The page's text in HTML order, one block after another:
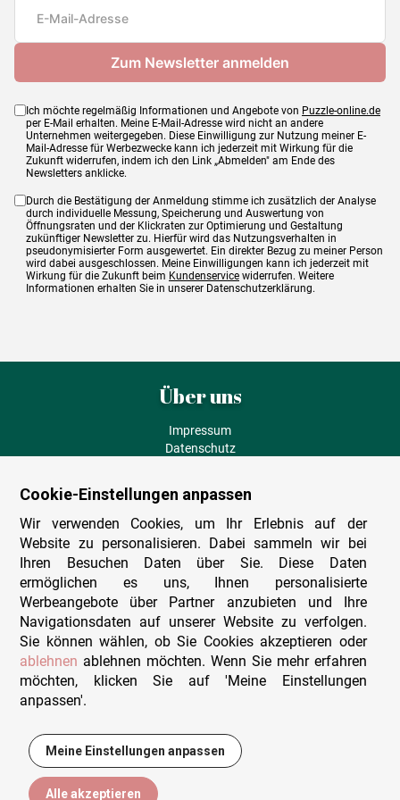
14,95 €
Ich möchte regelmäßig Informationen und Angebote von Puzzle-online.de
per E-Mail erhalten. Meine E-Mail-Adresse wird nicht an andere
Unternehmen weitergegeben. Diese Einwilligung zur Nutzung meiner E-
Mail-Adresse für Werbezwecke kann ich jederzeit mit Wirkung für die
Zukunft widerrufen, indem ich den Link „Abmelden" am Ende des
Newsletters anklicke.
Durch die Bestätigung der Anmeldung stimme ich zusätzlich der Analyse
durch individuelle Messung, Speicherung und Auswertung von
Öffnungsraten und der Klickraten zur Optimierung und Gestaltung
zukünftiger Newsletter zu. Hierfür wird das Nutzungsverhalten in
pseudonymisierter Form ausgewertet. Ein direkter Bezug zu meiner Person
wird dabei ausgeschlossen. Meine Einwilligungen kann ich jederzeit mit
Wirkung für die Zukunft beim Kundenservice widerrufen. Weitere
Informationen erhalten Sie in unserer Datenschutzerklärung.
Über uns
Impressum
Datenschutz
Versand und Lieferung
Zahlungsarten
Herstellungsland
Widerruf
Sitemap
Beratung & Support
Wir sind persönlich erreichbar
+49 (0)341 4912 210
Kontakt-Formular
Cookie-Einstellungen anpassen
Wir verwenden Cookies, um Ihr Erlebnis auf der
Website zu personalisieren. Dabei sammeln wir bei
Ihren Besuchen Daten über Sie. Diese Daten
ermöglichen es uns, Ihnen personalisierte
Werbeangebote über Partner anzubieten und Ihre
Navigationsdaten auf unserer Website zu verfolgen.
Sie können wählen, ob Sie Cookies akzeptieren oder
ablehnen ablehnen möchten. Wenn Sie mehr erfahren
möchten, klicken Sie auf 'Meine Einstellungen
anpassen'.
Meine Einstellungen anpassen
Alle akzeptieren